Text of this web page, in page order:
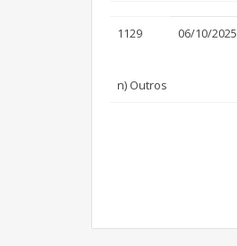
1129 06/10/2025
n) Outros